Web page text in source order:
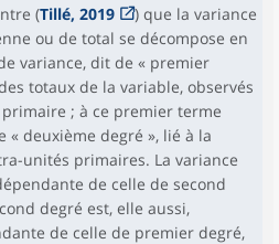
(Tillé, 2019
) que la variance
ou de total se décompose en
variance, dit de « premier
totaux de la variable, observés
; à ce premier terme
« deuxième degré », lié à la
unités primaires. La variance
de celle de second
degré est, elle aussi,
de celle de premier degré,